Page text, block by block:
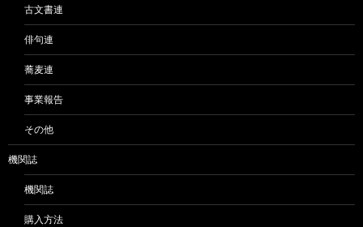
古文書連
俳句連
蕎麦連
事業報告
その他
機関誌
機関誌
購入方法